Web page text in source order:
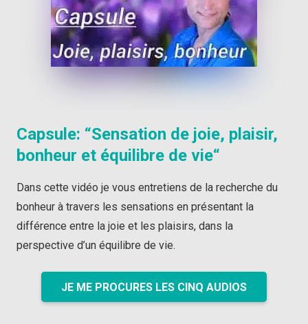
Capsule: “Sensation de joie, plaisir,
bonheur et équilibre de vie“
Dans cette vidéo je vous entretiens de la recherche du
bonheur à travers les sensations en présentant la
différence entre la joie et les plaisirs, dans la
perspective d’un équilibre de vie.
JE ME PROCURES LES CINQ AUDIOS